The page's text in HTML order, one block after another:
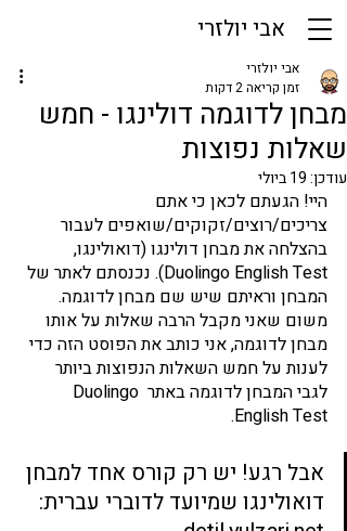
אבי יולזרי
מבחן לדוגמה דולינגו - חמש
שאלות נפוצות
אבי יולזרי
זמן קריאה 2 דקות
עודכן:19 ביולי
היי! הגעתם לכאן כי אתם
צריכים/רוצים/זקוקים/שואפים לעבור
בהצלחה את מבחן דולינגו (דואולינגו,
Duolingo English Test). נכנסתם לאתר של
המבחן וראיתם שיש שם מבחן לדוגמה.
משום שאני מקבל הרבה שאלות על אותו
מבחן לדוגמה, אני כותב את הפוסט הזה כדי
לענות על חמש השאלות הנפוצות ביותר
לגבי המבחן לדוגמה באתר Duolingo
English Test.
אבל רגע! יש רק קורס אחד למבחן
דואולינגו שמיועד לדוברי עברית: